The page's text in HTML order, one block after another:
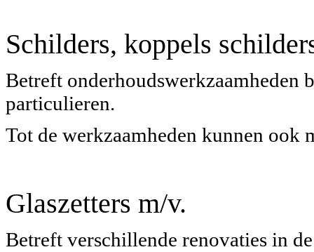
Schilders, koppels
Betreft onderhoudswerkzaamheden
particulieren.
Tot de werkzaamheden kunnen ook
Glaszetters m/v.
Betreft verschillende renovaties in